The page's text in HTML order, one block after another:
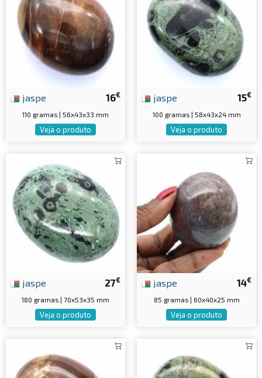
16€
jaspe
110 gramas | 56x43x33 mm
Veja o produto
15€
jaspe
100 gramas | 58x43x24 mm
Veja o produto
27€
jaspe
180 gramas | 70x53x35 mm
Veja o produto
14€
jaspe
85 gramas | 60x40x25 mm
Veja o produto